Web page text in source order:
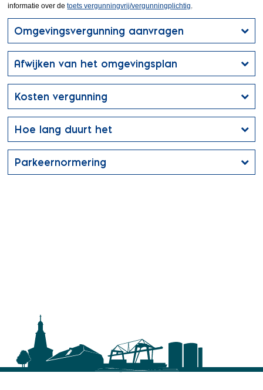
informatie over detoets vergunningvrij/vergunningplichtig
Omgevingsvergunning aanvragen
Afwijken van het omgevingsplan
Kosten vergunning
Hoe lang duurt het
Parkeernormering